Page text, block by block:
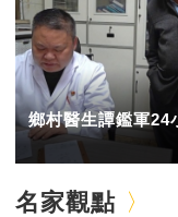
鄉村醫生譚鑑軍
名家觀點